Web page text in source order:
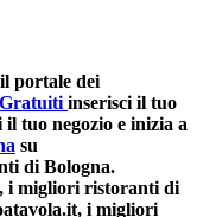
portale dei
inserisci il tuo
il tuo negozio e inizia a
su
di Bologna.
i migliori ristoranti di
i migliori